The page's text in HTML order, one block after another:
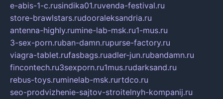
e-abis-1-c.rusindika01.ruvenda-festival.ru
store-brawlstars.rudooraleksandria.ru
antenna-highly.rumine-lab-msk.ru1-mus.ru
3-sex-porn.ruban-damn.rupurse-factory.ru
viagra-tablet.rufasbags.ruadler-jun.rubandamn.ru
fincontech.ru3sexporn.ru1mus.rudarksand.ru
rebus-toys.ruminelab-msk.rurtdco.ru
seo-prodvizhenie-sajtov-stroitelnyh-kompanij.ru